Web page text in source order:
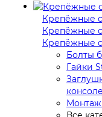
Крепёжные
Крепёжные
Крепёжные
Болты
Гайки